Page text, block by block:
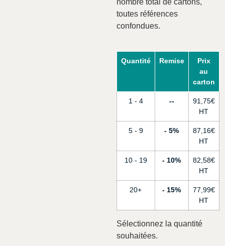
toutes références
confondues.
Quantité Remise
Prix
au
carton
1 - 4 - 91,75€
5 - 9 5% 87,16€
10 - 19 10% 82,58€
20+ 15% 77,99€
Sélectionnez la quantité
souhaitées.